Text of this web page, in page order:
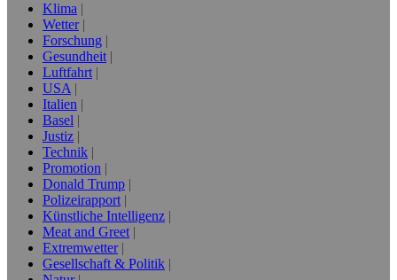
Klima
Wetter
Forschung
Gesundheit
Luftfahrt
USA
Italien
Basel
Justiz
Technik
Promotion
Donald Trump
Polizeirapport
Künstliche Intelligenz
Meat and Greet
Extremwetter
Gesellschaft & Politik